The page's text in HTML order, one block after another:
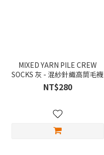
MIXED YARN PILE CREW
SOCKS 灰 - 混紗針織高筒毛襪
NT$280